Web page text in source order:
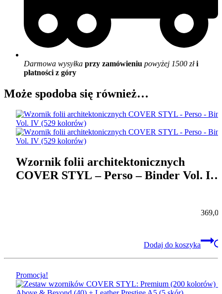
Darmowa wysyłka przy zamówieniu powyżej 1500 złi
płatności z góry
Może spodoba się również…
Wzornik folii architektonicznych
COVER STYL – Perso – Binder Vol. IV
Dodaj do koszyka
Promocja!